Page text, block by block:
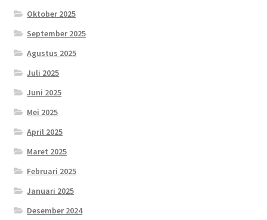
Oktober 2025
September 2025
Agustus 2025
Juli 2025
Juni 2025
Mei 2025
April 2025
Maret 2025
Februari 2025
Januari 2025
Desember 2024